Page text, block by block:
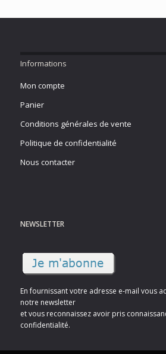
Informations
Mon compte
Panier
Conditions générales de vente
Politique de confidentialité
Nous contacter
NEWSLETTER
En fournissant votre adresse e-mail vous
notre newsletter
et vous reconnaissez avoir pris
confidentialité.